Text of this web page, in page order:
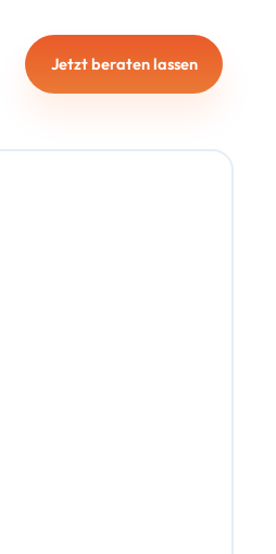
Jetzt beraten lassen